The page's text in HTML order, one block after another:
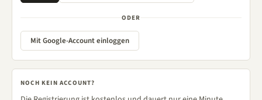
ODER
Mit Google-Account einloggen
NOCH KEIN ACCOUNT?